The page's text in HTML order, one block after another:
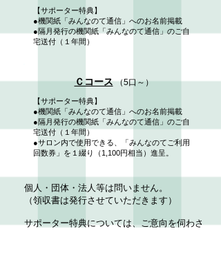
【サポーター特典】
●機関紙「みんなのて通信」へのお名前掲載
●隔月発行の機関紙「みんなのて通信」のご自
宅送付（１年間）
Ｃコース （5口～）
【サポーター特典】
●機関紙「みんなのて通信」へのお名前掲載
●隔月発行の機関紙「みんなのて通信」のご自
宅送付（１年間）
●サロン内で使用できる、「みんなのてご利用
回数券」を１綴り
（1,100円相当）進呈。
個人・団体・法人等は問いません。
（領収書は発行させていただきます）
サポーター特典については、ご意向を伺わさ